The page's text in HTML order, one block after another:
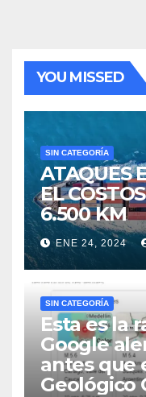
YOU MISSED
SIN CATEGORÍA
ATAQUES
EL
6.500 KM
ENE 24, 2024
SIN CATEGORÍA
Esta es la
Google
antes que
Geológico